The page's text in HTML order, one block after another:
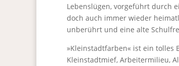
Lebenslügen, vorgeführt durch
doch auch immer wieder
unberührt und eine alte
»Kleinstadtfarben« ist ein tolles
Kleinstadtmief, Arbeitermilieu,